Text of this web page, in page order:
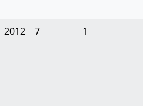
2012 7 1